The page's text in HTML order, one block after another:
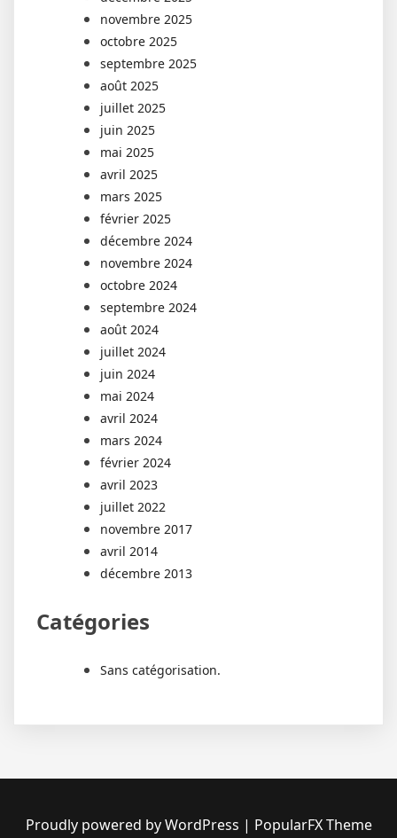
novembre 2025
octobre 2025
septembre 2025
août 2025
juillet 2025
juin 2025
mai 2025
avril 2025
mars 2025
février 2025
décembre 2024
novembre 2024
octobre 2024
septembre 2024
août 2024
juillet 2024
juin 2024
mai 2024
avril 2024
mars 2024
février 2024
avril 2023
juillet 2022
novembre 2017
avril 2014
décembre 2013
Catégories
Sans catégorisation.
Proudly powered by WordPress | PopularFX Theme